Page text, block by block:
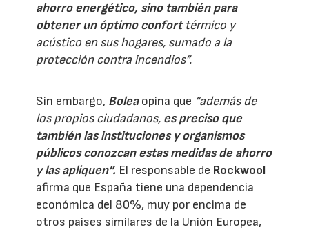
ahorro energético, sino también para
obtener un óptimo conforttérmico y
acústico en sus hogares, sumado a la
protección contra incendios”.
Sin embargo, Boleaopina que “además de
los propios ciudadanos, es preciso que
también las instituciones y organismos
públicos conozcan estas medidas de ahorro
y las apliquen”. El responsable de Rockwool
afirma que España tiene una dependencia
económica del 80%, muy por encima de
otros países similares de la Unión Europea,